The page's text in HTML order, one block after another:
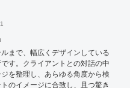
まで、幅広くデザインしている
す。クライアントとの対話の中
を整理し、あらゆる角度から検
のイメージに合致し、且つ驚き